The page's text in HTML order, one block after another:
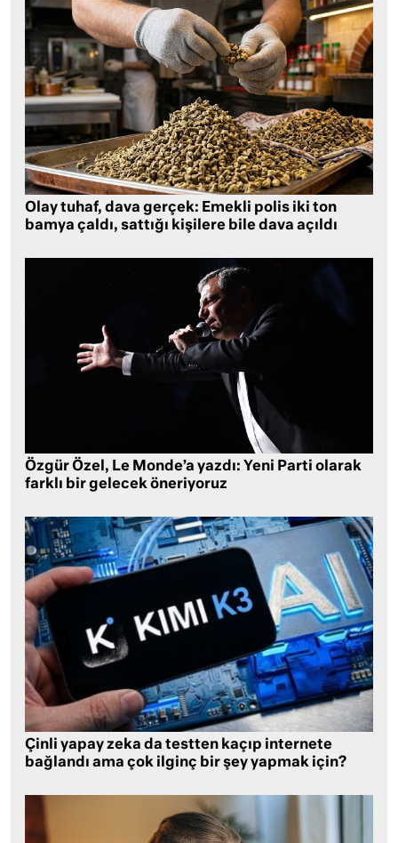
Olay tuhaf, dava gerçek: Emekli polis iki ton
bamya çaldı, sattığı kişilere bile dava açıldı
Özgür Özel, Le Monde’a yazdı: Yeni Parti olarak
farklı bir gelecek öneriyoruz
Çinli yapay zeka da testten kaçıp internete
bağlandı ama çok ilginç bir şey yapmak için?